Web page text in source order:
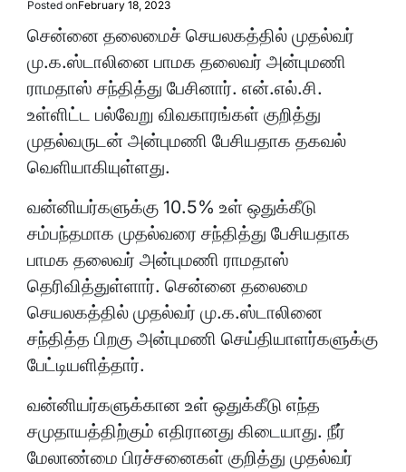
Posted onFebruary 18, 2023
சென்னை தலைமைச் செயலகத்தில் முதல்வர்
மு.க.ஸ்டாலினை பாமக தலைவர் அன்புமணி
ராமதாஸ் சந்தித்து பேசினார். என்.எல்.சி.
உள்ளிட்ட பல்வேறு விவகாரங்கள் குறித்து
முதல்வருடன் அன்புமணி பேசியதாக தகவல்
வெளியாகியுள்ளது.
வன்னியர்களுக்கு 10.5% உள் ஒதுக்கீடு
சம்பந்தமாக முதல்வரை சந்தித்து பேசியதாக
பாமக தலைவர் அன்புமணி ராமதாஸ்
தெரிவித்துள்ளார். சென்னை தலைமை
செயலகத்தில் முதல்வர் மு.க.ஸ்டாலினை
சந்தித்த பிறகு அன்புமணி செய்தியாளர்களுக்கு
பேட்டியளித்தார்.
வன்னியர்களுக்கான உள் ஒதுக்கீடு எந்த
சமுதாயத்திற்கும் எதிரானது கிடையாது. நீர்
மேலாண்மை பிரச்சனைகள் குறித்து முதல்வர்